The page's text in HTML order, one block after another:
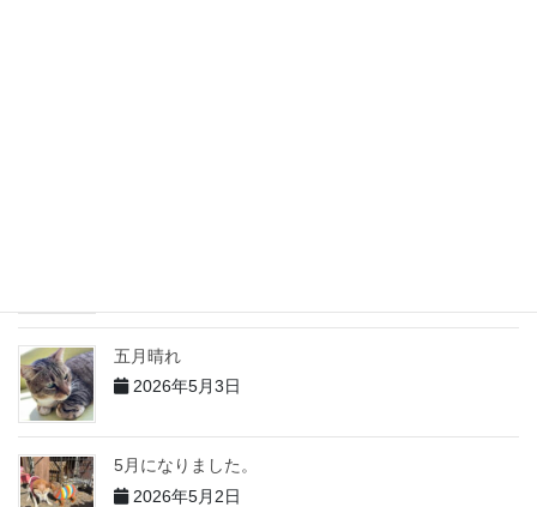
五月晴れ
2026年5月3日
5月になりました。
2026年5月2日